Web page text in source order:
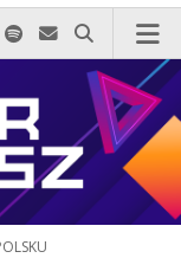
nas zadzwoń
u
na Xnas na Instagram-ie
Odwiedź nas na TikTok-u
Szukaj nas na Spotify
Wyślij do nas
Szukaj